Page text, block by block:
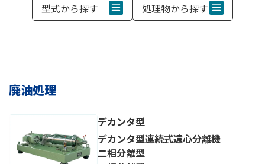
型式から探す 処理物から探す
廃油処理
デカンタ型
デカンタ型連続式遠心分離機
二相分離型